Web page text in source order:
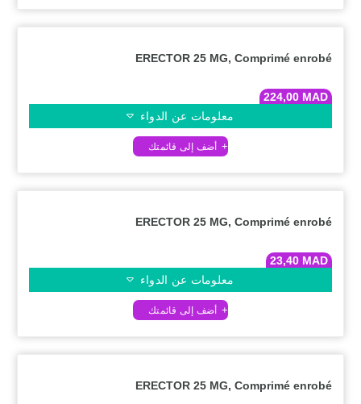
ERECTOR 25 MG, Comprimé enrobé
224,00 MAD
معلومات عن الدواء
ERECTOR 25 MG, Comprimé enrobé
23,40 MAD
معلومات عن الدواء
ERECTOR 25 MG, Comprimé enrobé